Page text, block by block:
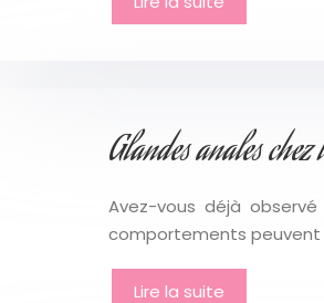
Glandes anales
Avez-vous déjà
comportements peuvent
Lire la suite